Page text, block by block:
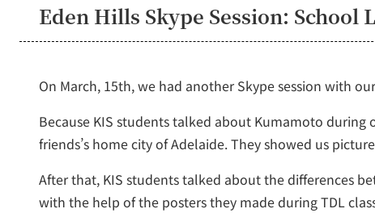
Eden Hills Skype Session: School
On March, 15th, we had another Skype session with
Because KIS students talked about Kumamoto during
friends’s home city of Adelaide. They showed us
After that, KIS students talked about the differences
with the help of the posters they made during TDL